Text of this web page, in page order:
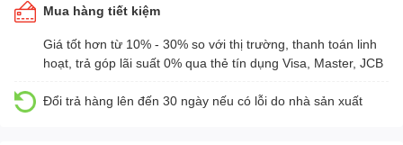
Mua hàng tiết kiệm
Giá tốt hơn từ 10% - 30% so với thị trường, thanh toán linh
hoạt, trả góp lãi suất 0% qua thẻ tín dụng Visa, Master, JCB
Đổi trả hàng lên đến 30 ngày nếu có lỗi do nhà sản xuất